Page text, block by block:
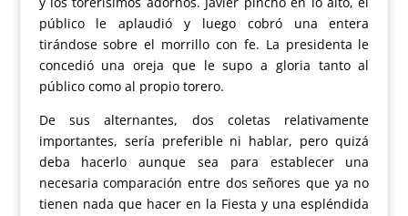
público le aplaudió y luego cobró una entera
tirándose sobre el morrillo con fe. La presidenta le
concedió una oreja que le supo a gloria tanto al
público como al propio torero.
De sus alternantes, dos coletas relativamente
importantes, sería preferible ni hablar, pero quizá
deba hacerlo aunque sea para establecer una
necesaria comparación entre dos señores que ya no
tienen nada que hacer en la Fiesta y una espléndida